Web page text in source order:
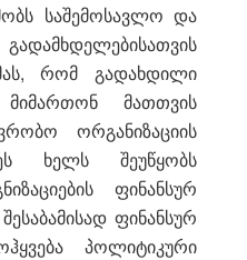
საშემოსავლო და
რომ გადახდილი
მათთვის
ორგანიზაციის
ხელს შეუწყობს
ფინანსურ
ფინანსურ
პოლიტიკური